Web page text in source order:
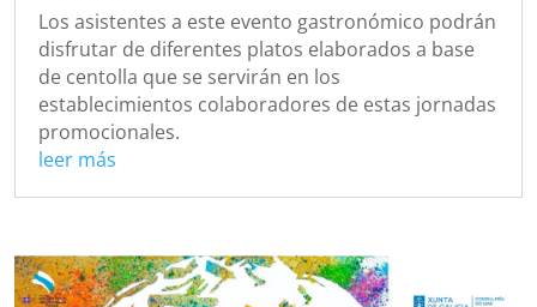
Los asistentes a este evento gastronómico podrán
disfrutar de diferentes platos elaborados a base
de centolla que se servirán en los
establecimientos colaboradores de estas jornadas
promocionales.
leer más